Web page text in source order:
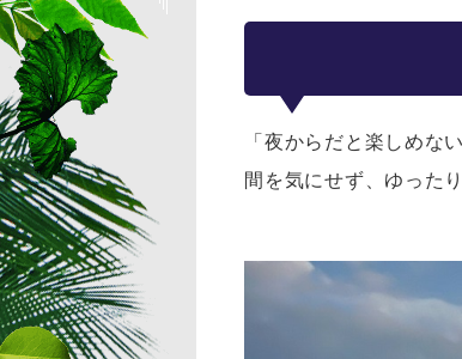
「夜からだと楽しめな
間を気にせず、ゆった